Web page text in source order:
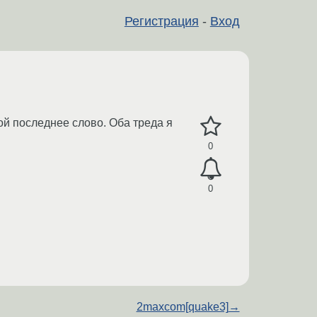
Регистрация - Вход
0
0
последнее слово. Оба треда я
2maxcom[quake3] →